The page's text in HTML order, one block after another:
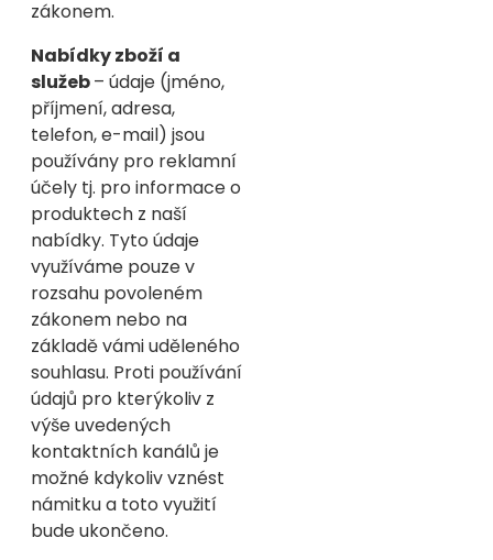
zákonem.
Nabídky zboží a
služeb– údaje (jméno,
příjmení, adresa,
telefon, e-mail) jsou
používány pro reklamní
účely tj. pro informace o
produktech z naší
nabídky. Tyto údaje
využíváme pouze v
rozsahu povoleném
zákonem nebo na
základě vámi uděleného
souhlasu. Proti používání
údajů pro kterýkoliv z
výše uvedených
kontaktních kanálů je
možné kdykoliv vznést
námitku a toto využití
bude ukončeno.